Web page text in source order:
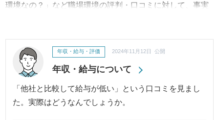
環境なの？」など職場環境の評判・口コミに対して、事実
年収・給与について
年収・給与・評価 2024年11月12日 公開
「他社と比較して給与が低い」という口コミを見まし
た。実際はどうなんでしょうか。